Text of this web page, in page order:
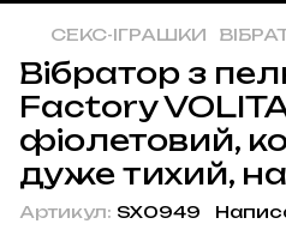
СЕКС-ІГРАШКИ
Вібратор з
Factory
фіолетовий,
дуже тихий,
Артикул: SX0949